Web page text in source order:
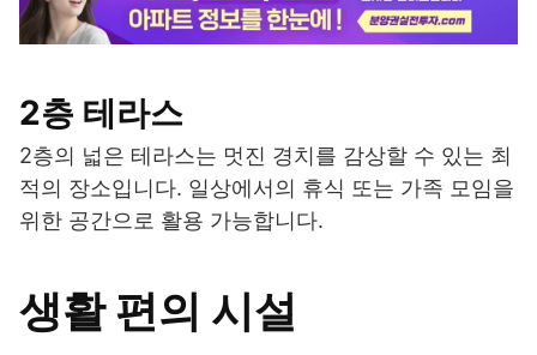
2층 테라스
2층의 넓은 테라스는 멋진 경치를 감상할 수 있는 최
적의 장소입니다. 일상에서의 휴식 또는 가족 모임을
위한 공간으로 활용 가능합니다.
생활 편의 시설